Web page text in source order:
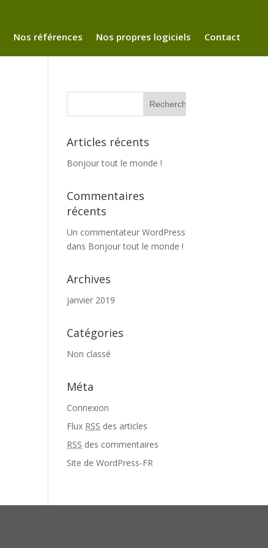
Nos références Nos propres logiciels Contact
Articles récents
Bonjour tout le monde !
Commentaires
récents
Un commentateur WordPress
dans Bonjour tout le monde !
Archives
janvier 2019
Catégories
Non classé
Méta
Connexion
Flux RSS des articles
RSS des commentaires
Site de WordPress-FR